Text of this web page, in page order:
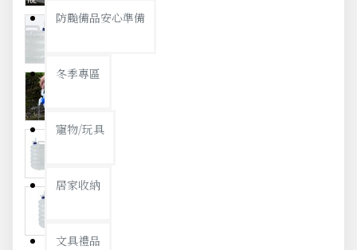
防颱備品安心準備
冬季專區
寵物/玩具
居家收納
文具禮品